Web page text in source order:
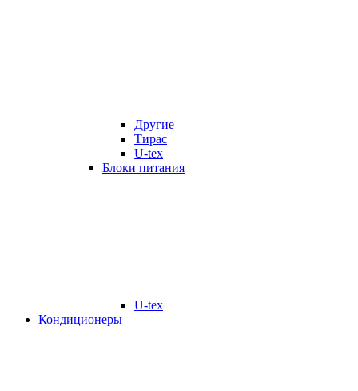
Другие
Тирас
U-tex
Блоки питания
U-tex
Кондиционеры